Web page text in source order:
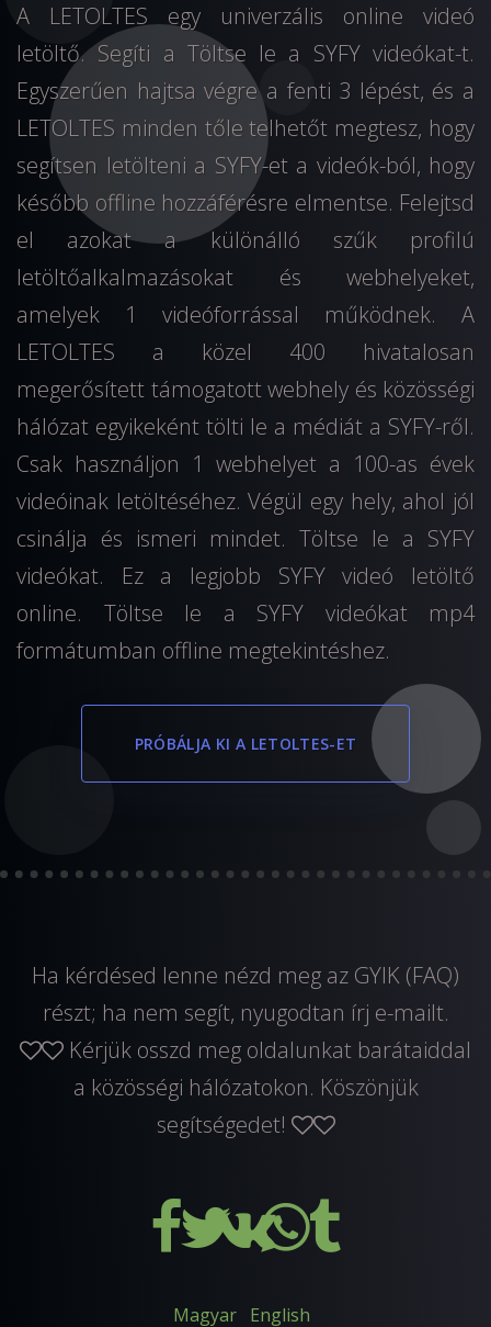
A LETOLTES egy univerzális online videó
letöltő. Segíti a Töltse le a SYFY videókat-t.
Egyszerűen hajtsa végre a fenti 3 lépést, és a
LETOLTES minden tőle telhetőt megtesz, hogy
segítsen letölteni a SYFY-et a videók-ból, hogy
később offline hozzáférésre elmentse. Felejtsd
el azokat a különálló szűk profilú
letöltőalkalmazásokat és webhelyeket,
amelyek 1 videóforrással működnek. A
LETOLTES a közel 400 hivatalosan
megerősített támogatott webhely és közösségi
hálózat egyikeként tölti le a médiát a SYFY-ről.
Csak használjon 1 webhelyet a 100-as évek
videóinak letöltéséhez. Végül egy hely, ahol jól
csinálja és ismeri mindet. Töltse le a SYFY
videókat. Ez a legjobb SYFY videó letöltő
online. Töltse le a SYFY videókat mp4
formátumban offline megtekintéshez.
PRÓBÁLJA KI A LETOLTES-ET
Ha kérdésed lenne nézd meg az GYIK (FAQ)
részt; ha nem segít, nyugodtan írj e-mailt.
Kérjük osszd meg oldalunkat barátaiddal
a közösségi hálózatokon. Köszönjük
segítségedet!
Magyar English